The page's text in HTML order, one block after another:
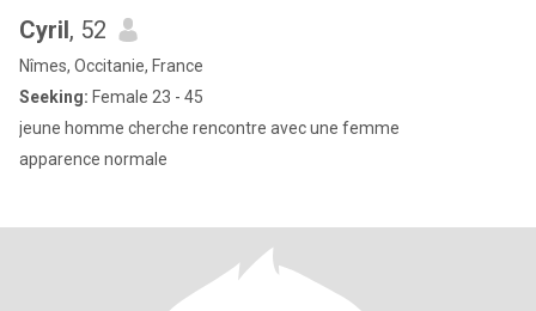
Cyril, 52
Nîmes, Occitanie, France
Seeking: Female 23 - 45
jeune homme cherche rencontre avec une femme
apparence normale